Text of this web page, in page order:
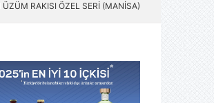
ÜZÜM RAKISI ÖZEL SERİ (MANİSA)